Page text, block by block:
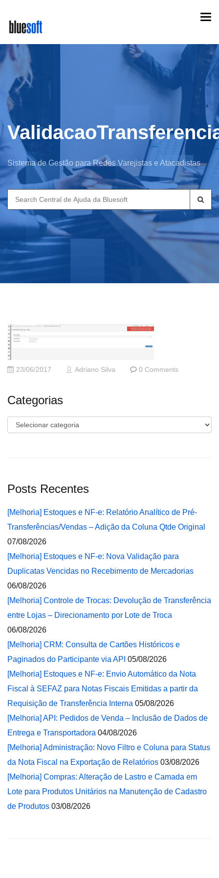
main
content
Sistema de Gestão para Redes Varejistas e Atacadistas
Search
for:
23/06/2017 Adriano Silva 0 Comments
Categorias
Categorias
Posts Recentes
[Melhoria] Estoques e NF-e: Relatório Analítico de Pré-
Transferências/Vendas – Adição da Coluna Qtde Original
07/08/2026
[Melhoria] Estoques e NF-e: Nova Validação para
Duplicatas Vencidas no Recebimento de Mercadorias
06/08/2026
[Melhoria] Controle de Trocas: Devolução de Transferência
entre Lojas – Direcionamento por Lote de Troca
06/08/2026
[Melhoria] CRM: Consulta de Cartões Históricos e
Paginados do Participante via API 05/08/2026
[Melhoria] Estoques e NF-e: Envio Automático da Nota
Fiscal à SEFAZ para Notas Fiscais Emitidas a partir da
Requisição de Transferência Interna 05/08/2026
[Melhoria] API: Pedidos de Venda – Inclusão de Dados de
Entrega e Transportadora 04/08/2026
[Melhoria] Administração: Novo Filtro e Coluna para Status
da Nota Fiscal na Exportação de Relatórios 03/08/2026
[Melhoria] Compras: Alteração de Lastro e Camada em
Lote para Produtos Unitários na Manutenção de Cadastro
de Produtos 03/08/2026